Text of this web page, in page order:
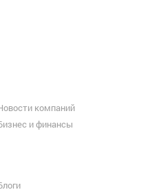
компаний
и финансы